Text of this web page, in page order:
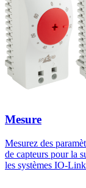
Mesure
Mesurez des
de capteurs pour la
les systèmes IO-